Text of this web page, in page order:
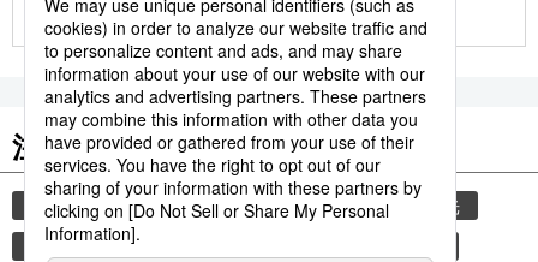
もっと見る
注目のキーワード
共同通信ニュース 気象・災害 災害
観光
気象庁
地震